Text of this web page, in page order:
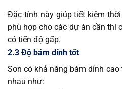
Đặc tính này giúp tiết kiệm
phù hợp cho các dự án cần thi
có tiến độ gấp.
2.3 Độ bám dính tốt
Sơn có khả năng bám dính
nhau như: